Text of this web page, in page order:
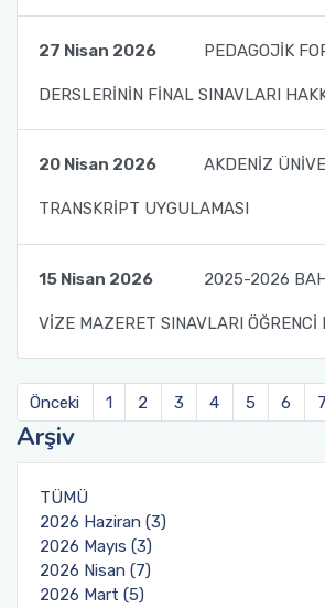
27 Nisan 2026 PEDAGOJİK
DERSLERİNİN FİNAL SINAVLARI
20 Nisan 2026 AKDENİZ
TRANSKRİPT UYGULAMASI
15 Nisan 2026 2025-2026
VİZE MAZERET SINAVLARI ÖĞRENCİ
Önceki 1 2 3 4 5 6 7
Arşiv
TÜMÜ
2026 Haziran (3)
2026 Mayıs (3)
2026 Nisan (7)
2026 Mart (5)